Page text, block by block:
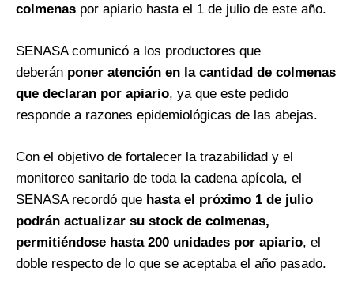
colmenas por apiario hasta el 1 de julio de este año.
SENASA comunicó a los productores que
deberán poner atención en la cantidad de colmenas
que declaran por apiario, ya que este pedido
responde a razones epidemiológicas de las abejas.
Con el objetivo de fortalecer la trazabilidad y el
monitoreo sanitario de toda la cadena apícola, el
SENASA recordó que hasta el próximo 1 de julio
podrán actualizar su stock de colmenas,
permitiéndose hasta 200 unidades por apiario, el
doble respecto de lo que se aceptaba el año pasado.